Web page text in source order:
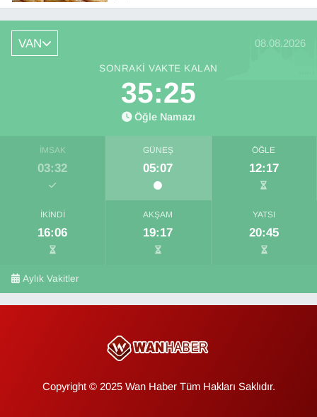
VAN 08.08.2026
SONRAKI VAKTE KALAN
35:25
Öğle Namazı
İMSAK
03:32
GÜNEŞ
05:07
ÖĞLE
12:17
İKINDI
16:06
AKŞAM
19:17
YATSI
20:45
Aylık Vakitler
Copyright © 2025 Wan Haber Tüm Hakları Saklıdır.